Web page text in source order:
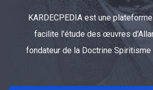
KARDECPEDIA est une
facilite l'étude des œuvres
fondateur de la Doctrine